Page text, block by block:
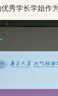
秀学长学姐作